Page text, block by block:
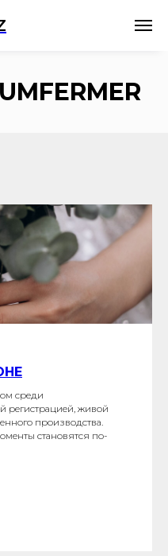
среди
регистрацией, живой
производства.
становятся по-